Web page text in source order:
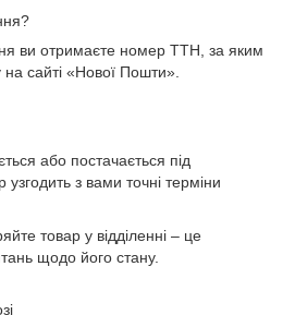
ви отримаєте номер ТТН, за яким
сайті «Нової Пошти».
або постачається під
з вами точні терміни
товар у відділенні – це
щодо його стану.